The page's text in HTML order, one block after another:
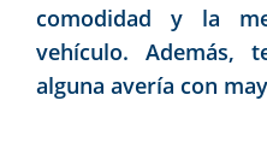
comodidad y la
vehículo. Además,
alguna avería con